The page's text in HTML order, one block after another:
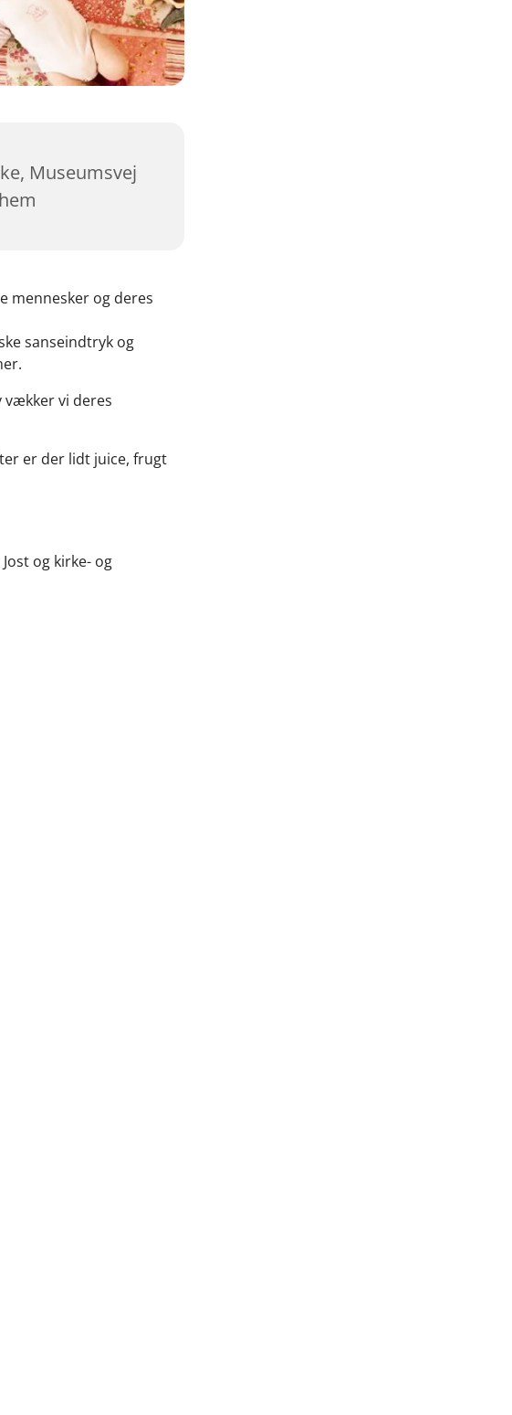
Museumsvej
mennesker og deres
sanseindtryk og
vi deres
er der lidt juice, frugt
og kirke- og